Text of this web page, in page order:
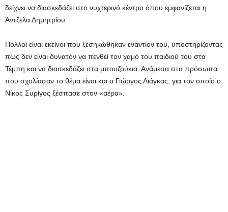
δείχνει να διασκεδάζει στο νυχτερινό κέντρο όπου εμφανίζεται η
Άντζελα Δημητρίου.
Πολλοί είναι εκείνοι που ξεσηκώθηκαν εναντίον του, υποστηρίζοντας
πως δεν είναι δυνατόν να πενθεί τον χαμό του παιδιού του στα
Τέμπη και να διασκεδάζει στα μπουζούκια. Ανάμεσα στα πρόσωπα
που σχολίασαν το θέμα είναι και ο Γιώργος Λιάγκας, για τον οποίο ο
Νίκος Συρίγος ξέσπασε στον «αέρα».